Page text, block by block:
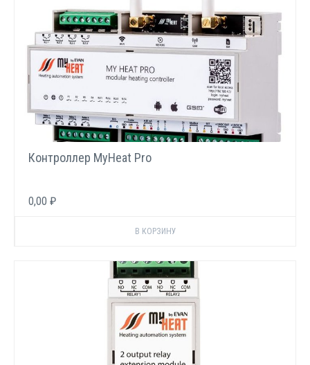
Контроллер MyHeat Pro
0,00 ₽